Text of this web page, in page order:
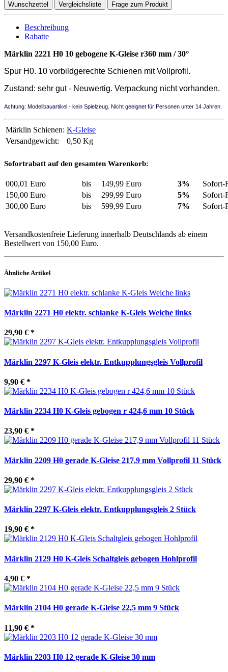
Wunschzettel Vergleichsliste Frage zum Produkt
Beschreibung
Rabatte
Märklin 2221 H0 10 gebogene K-Gleise r360 mm / 30°
Spur H0. 10 vorbildgerechte Schienen mit Vollprofil.
Zustand: sehr gut - Neuwertig. Verpackung nicht vorhanden.
Achtung: Modellbauartikel - kein Spielzeug. Nicht geeignet für Personen unter 14 Jahren.
Märklin Schienen: K-Gleise
Versandgewicht:
0,50 Kg
Sofortrabatt auf den gesamten Warenkorb:
000,01 Euro bis 149,99 Euro 3%
Sofort-
150,00 Euro
bis 299,99 Euro 5%
Sofort-
300,00 Euro
bis 599,99 Euro 7% Sofort-
Versandkostenfreie Lieferung innerhalb Deutschlands ab einem
Bestellwert von 150,00 Euro.
Ähnliche Artikel
Märklin 2271 H0 elektr. schlanke K-Gleis Weiche links
29,90 € *
Märklin 2297 K-Gleis elektr. Entkupplungsgleis Vollprofil
9,90 € *
Märklin 2234 H0 K-Gleis gebogen r 424,6 mm 10 Stück
23,90 € *
Märklin 2209 H0 gerade K-Gleise 217,9 mm Vollprofil 11 Stück
29,90 € *
Märklin 2297 K-Gleis elektr. Entkupplungsgleis 2 Stück
19,90 € *
Märklin 2129 H0 K-Gleis Schaltgleis gebogen Hohlprofil
4,90 € *
Märklin 2104 H0 gerade K-Gleise 22,5 mm 9 Stück
11,90 € *
Märklin 2203 H0 12 gerade K-Gleise 30 mm